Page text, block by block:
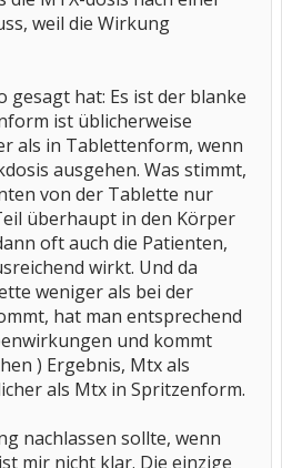
weil die Wirkung
gesagt hat: Es ist der blanke
ist üblicherweise
als in Tablettenform, wenn
ausgehen. Was stimmt,
von der Tablette nur
überhaupt in den Körper
oft auch die Patienten,
wirkt. Und da
weniger als bei der
hat man entsprechend
und kommt
) Ergebnis, Mtx als
als Mtx in Spritzenform.
nachlassen sollte, wenn
mir nicht klar. Die einzige